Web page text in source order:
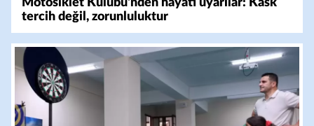
Motosiklet Kulübü'nden hayati uyarılar: Kask
tercih değil, zorunluluktur